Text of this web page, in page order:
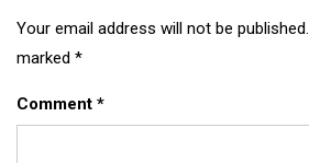
Your email address will not be published.
marked *
Comment *